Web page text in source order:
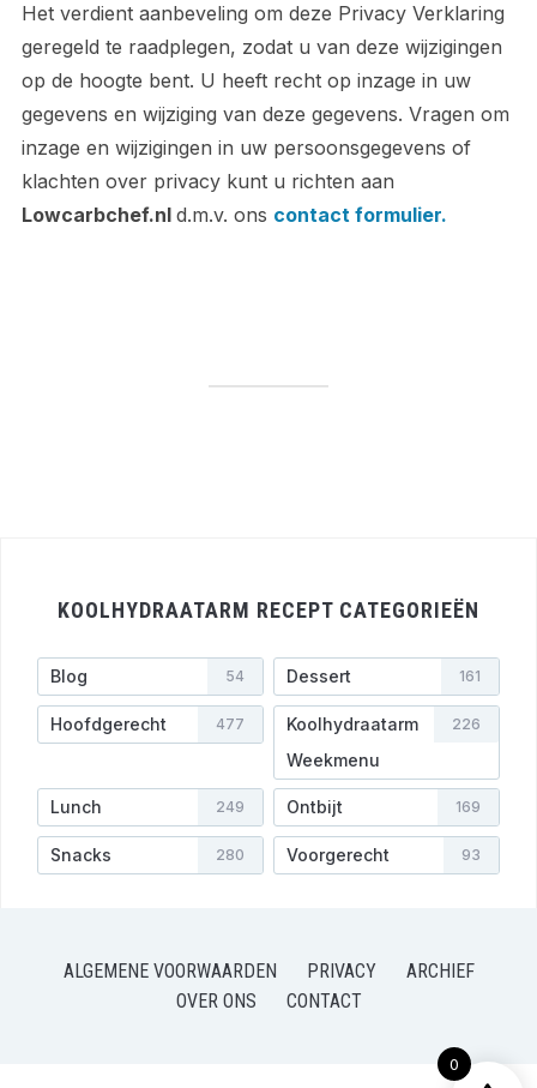
Het verdient aanbeveling om deze Privacy Verklaring
geregeld te raadplegen, zodat u van deze wijzigingen
op de hoogte bent. U heeft recht op inzage in uw
gegevens en wijziging van deze gegevens. Vragen om
inzage en wijzigingen in uw persoonsgegevens of
klachten over privacy kunt u richten aan
Lowcarbchef.nl d.m.v. ons contact formulier.
KOOLHYDRAATARM RECEPT CATEGORIEËN
Blog 54 Dessert 161
Hoofdgerecht 477
Koolhydraatarm
Weekmenu
226
Lunch 249 Ontbijt 169
Snacks 280 Voorgerecht 93
ALGEMENE VOORWAARDEN PRIVACY
ARCHIEF
OVER ONS
CONTACT
0